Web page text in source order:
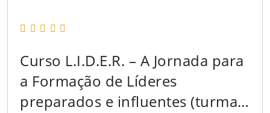
Curso L.I.D.E.R. – A Jornada para
a Formação de Líderes
preparados e influentes (turma 4